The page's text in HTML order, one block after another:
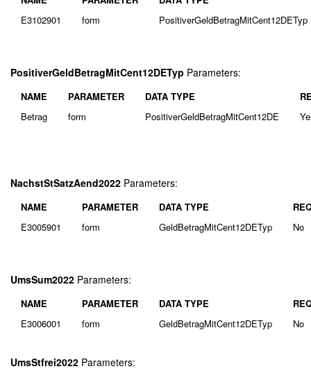
E3102901
form PositiverGeldBetragMitCent12DETyp
PositiverGeldBetragMitCent12DETyp Parameters:
NAME PARAMETER DATA TYPE
Betrag
form PositiverGeldBetragMitCent12DE
NachstStSatzAend2022 Parameters:
NAME PARAMETER DATA TYPE
E3005901
form GeldBetragMitCent12DETyp No
UmsSum2022 Parameters:
NAME PARAMETER DATA TYPE
E3006001
form GeldBetragMitCent12DETyp No
UmsStfrei2022 Parameters: